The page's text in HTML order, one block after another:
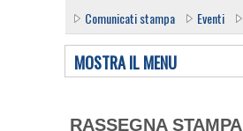
Comunicati stampa Eventi
MOSTRA IL MENU
RASSEGNA STAMPA